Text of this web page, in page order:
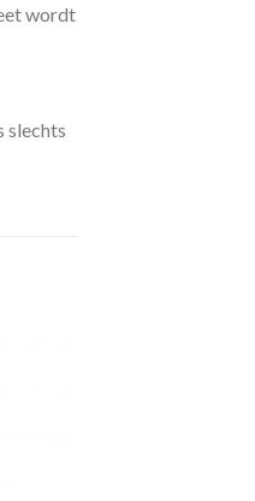
wordt
slechts